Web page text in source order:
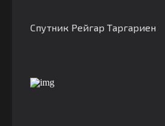
Спутник Рейгар Таргариен